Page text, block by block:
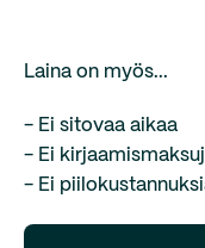
Laina on myös...
- Ei sitovaa aikaa
- Ei
- Ei